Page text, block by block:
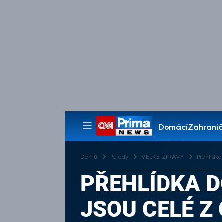
Domácí
Pořady
Domů Pořady VELKÉ ZPRÁVY
PŘEHLÍDKA
JSOU CELÉ